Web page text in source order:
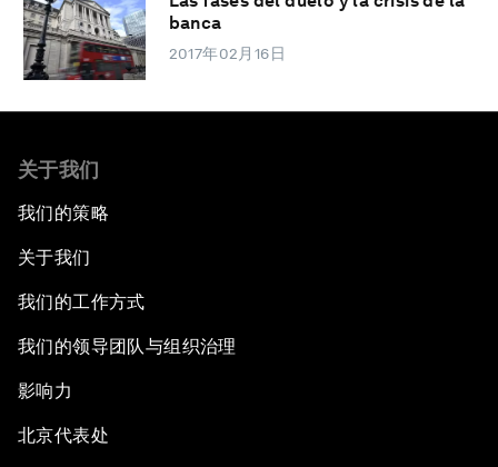
banca
2017年02月16日
关于我们
我们的策略
关于我们
我们的工作方式
我们的领导团队与组织治理
影响力
北京代表处